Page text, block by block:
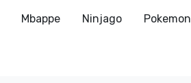
Mbappe Ninjago Pokemon